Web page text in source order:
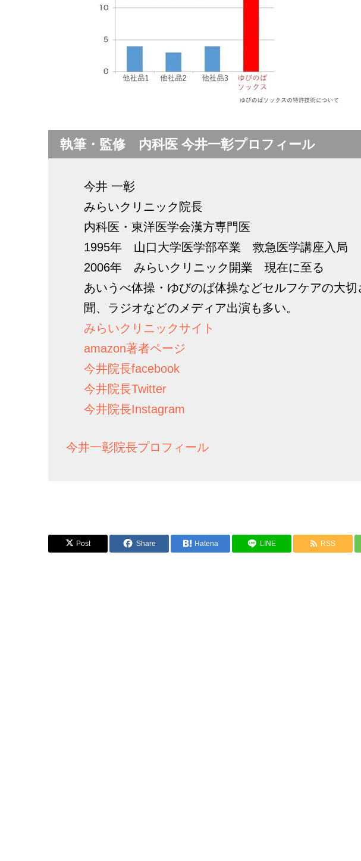
執筆・監修 内科医 今井一彰プロフィール
今井 一彰
みらいクリニック院長
内科医・東洋医学会漢方専門医
1995年 山口大学医学部卒業 救急医学講座入局
2006年 みらいクリニック開業 現在に至る
あいうべ体操・ゆびのば体操などセルフケアの大
聞、ラジオなどのメディア出演も多い。
みらいクリニックサイト
amazon著者ページ
今井院長facebook
今井院長Twitter
今井院長Instagram
今井一彰院長プロフィール
Post Share Hatena LINE RSS